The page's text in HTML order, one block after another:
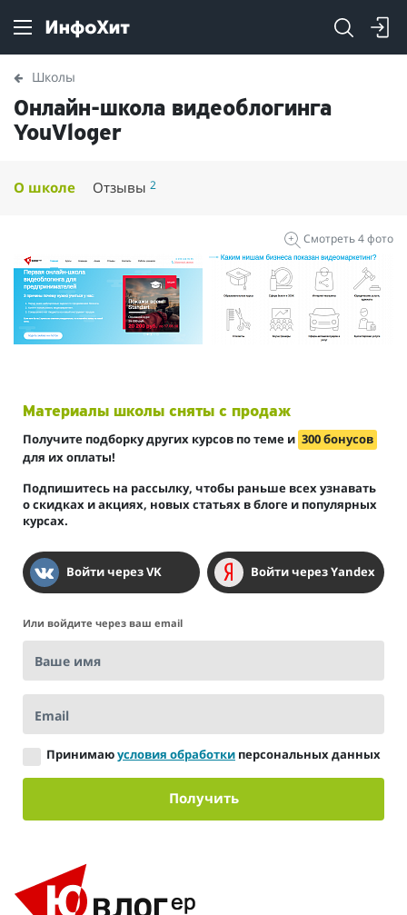
Школы
Онлайн-школа видеоблогинга
YouVloger
О школе Отзывы2
Материалы школы сняты с продаж
Получите подборку других курсов по теме и 300 бонусов
для их оплаты!
Подпишитесь на рассылку, чтобы раньше всех узнавать
о скидках и акциях, новых статьях в блоге и популярных
курсах.
Войти через VK Войти через Yandex
Или войдите через ваш email
Ваше имя
Email
Принимаюусловия обработки персональных данных
Получить
Смотреть 4 фото